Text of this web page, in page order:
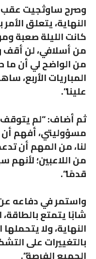
وصرح ساوثجيت عقب
النهاية، يتعلق الأمر
كانت الليلة صعبة
من أسلافي، لن أقف
من الواضح لي أن ما
المباريات الأربع،
علينا”.
ثم أضاف:“لم يتوقف
مسؤوليتي، أفهم أن
لنا، من المهم أن
من اللاعبين؛
قدمًا”.
واستمر في دفاعه
شابًا يتمتع
النهاية، ولا
بالتغييرات على